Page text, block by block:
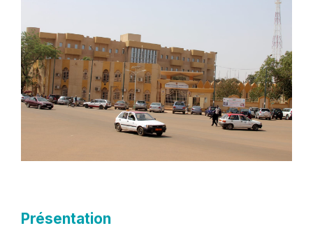
Présentation